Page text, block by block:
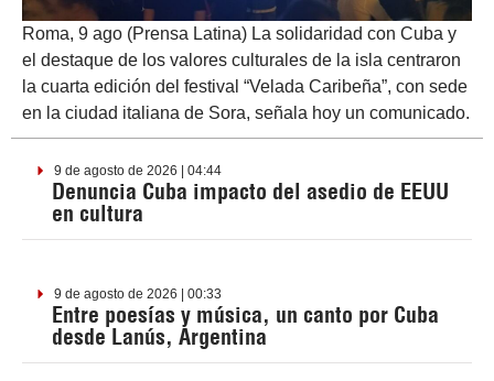
Roma, 9 ago (Prensa Latina) La solidaridad con Cuba y
el destaque de los valores culturales de la isla centraron
la cuarta edición del festival “Velada Caribeña”, con sede
en la ciudad italiana de Sora, señala hoy un comunicado.
9 de agosto de 2026 | 04:44
Denuncia Cuba impacto del asedio de EEUU
en cultura
9 de agosto de 2026 | 00:33
Entre poesías y música, un canto por Cuba
desde Lanús, Argentina